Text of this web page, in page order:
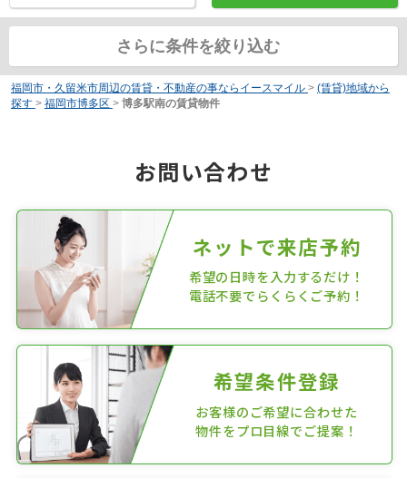
さらに条件を絞り込む
福岡市・久留米市周辺の賃貸・不動産の事ならイースマイル > (賃貸)地域から
探す > 福岡市博多区 > 博多駅南の賃貸物件
お問い合わせ
ネットで来店予約
希望の日時を入力するだけ！
電話不要でらくらくご予約！
希望条件登録
お客様のご希望に合わせた
物件をプロ目線でご提案！